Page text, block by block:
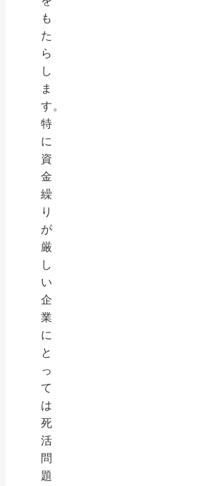
も
た
ら
し
ま
す。
特
に
資
金
繰
り
が
厳
し
い
企
業
に
と
っ
て
は
死
活
問
題